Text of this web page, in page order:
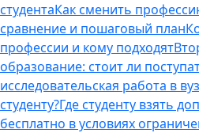
студентаКак сменить
сравнение и пошаговый план
профессии и кому подходят
образование: стоит ли
исследовательская работа в
студенту?Где студенту взять
бесплатно в условиях